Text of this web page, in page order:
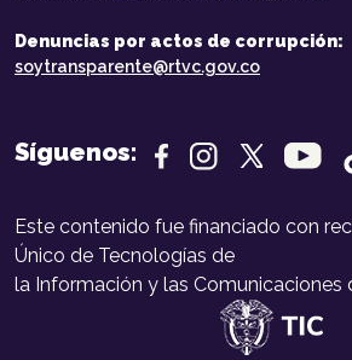
Denuncias por actos de corrupción:
soytransparente@rtvc.gov.co
Síguenos:
Este contenido fue financiado con
Único de Tecnologías de
la Información y las Comunicaciones